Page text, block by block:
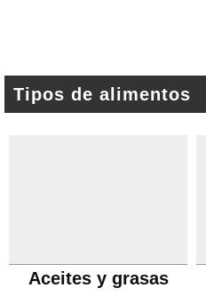
Tipos de alimentos
Aceites y grasas